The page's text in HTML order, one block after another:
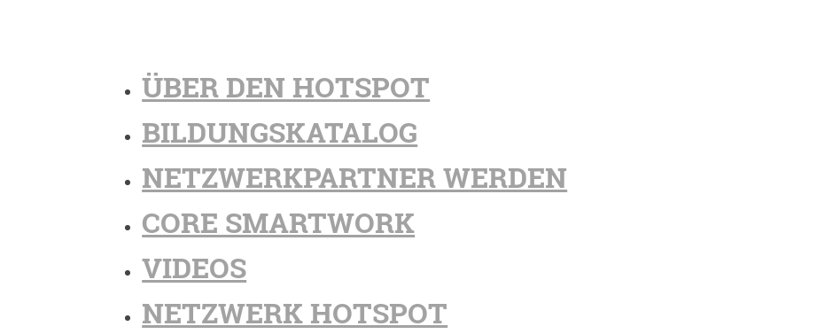
ÜBER DEN HOTSPOT
BILDUNGSKATALOG
NETZWERKPARTNER WERDEN
CORE SMARTWORK
VIDEOS
NETZWERK HOTSPOT